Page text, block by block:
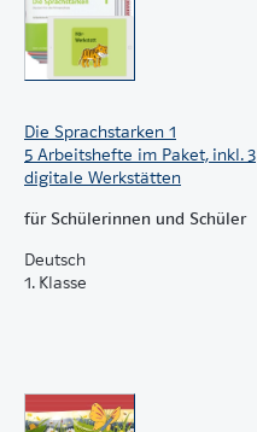
Die Sprachstarken 1
5 Arbeitshefte im Paket, inkl. 3
digitale Werkstätten
für Schülerinnen und Schüler
Deutsch
1. Klasse